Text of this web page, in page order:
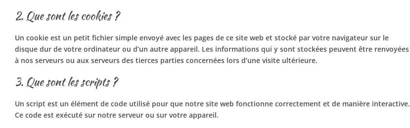
2. Que sont les cookies ?
Un cookie est un petit fichier simple envoyé avec les pages de ce site web et stocké par votre navigateur sur le
disque dur de votre ordinateur ou d’un autre appareil. Les informations qui y sont stockées peuvent être renvoyées
à nos serveurs ou aux serveurs des tierces parties concernées lors d’une visite ultérieure.
3. Que sont les scripts ?
Un script est un élément de code utilisé pour que notre site web fonctionne correctement et de manière interactive.
Ce code est exécuté sur notre serveur ou sur votre appareil.